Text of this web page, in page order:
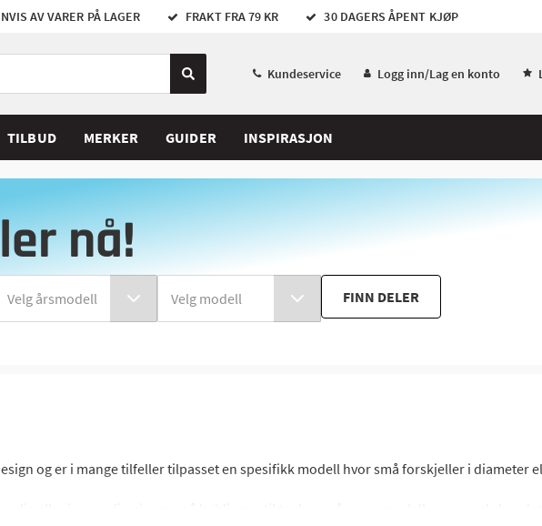
AV VARER PÅ LAGER FRAKT FRA 79 KR 30 DAGERS ÅPENT KJØP
Kundeservice Logg inn/Lag en konto
TILBUD MERKER GUIDER INSPIRASJON
nå!
FINN DELER
og er i mange tilfeller tilpasset en spesifikk modell hvor små forskjeller i diameter